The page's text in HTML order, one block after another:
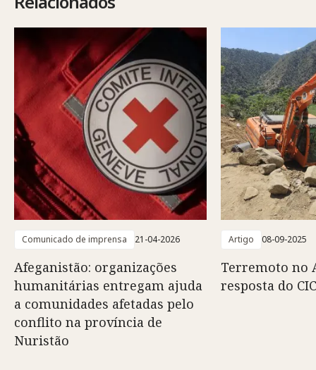
Comunicado de imprensa 21-04-2026
Afeganistão: organizações
humanitárias entregam ajuda
a comunidades afetadas pelo
conflito na província de
Nuristão
Artigo 08-09-2025
Terremoto no
resposta do